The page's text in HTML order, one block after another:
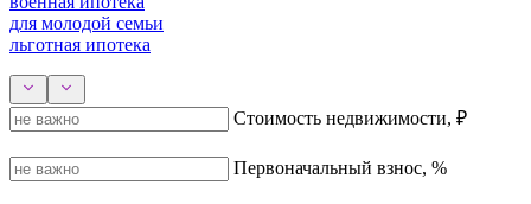
для молодой семьи
льготная ипотека
Стоимость недвижимости, ₽
Первоначальный взнос, %